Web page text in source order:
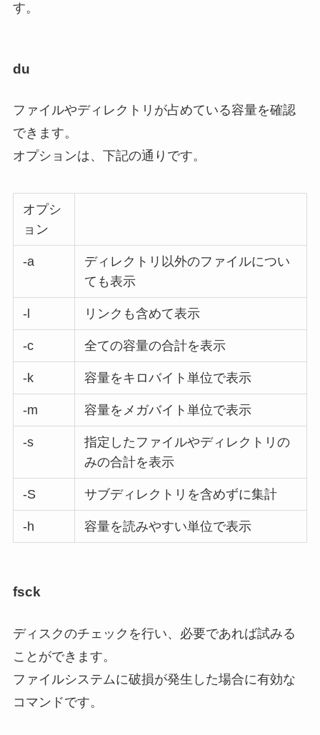
す。
du
ファイルやディレクトリが占めている容量を確認
できます。
オプションは、下記の通りです。
オプシ
ョン
-a
ディレクトリ以外のファイルについ
ても表示
-l リンクも含めて表示
-c 全ての容量の合計を表示
-k 容量をキロバイト単位で表示
-m 容量をメガバイト単位で表示
-s
指定したファイルやディレクトリの
みの合計を表示
-S サブディレクトリを含めずに集計
-h 容量を読みやすい単位で表示
fsck
ディスクのチェックを行い、必要であれば試みる
ことができます。
ファイルシステムに破損が発生した場合に有効な
コマンドです。